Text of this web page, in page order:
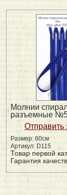
Молнии
разъемные
Размер: 60см
Артикул: D115
Товар первой
Гарантия